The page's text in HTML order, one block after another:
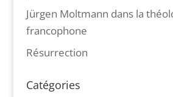
Jürgen Moltmann dans la
francophone
Résurrection
Catégories